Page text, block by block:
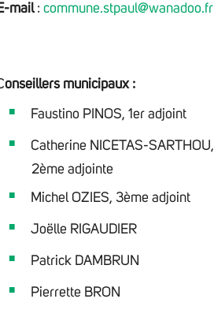
mail: commune.stpaul@wanadoo.fr
onseillers municipaux :
Faustino PINOS, 1er adjoint
Catherine NICETAS-SARTHOU,
2ème adjointe
Michel OZIES, 3ème adjoint
Joëlle RIGAUDIER
Patrick DAMBRUN
Pierrette BRON